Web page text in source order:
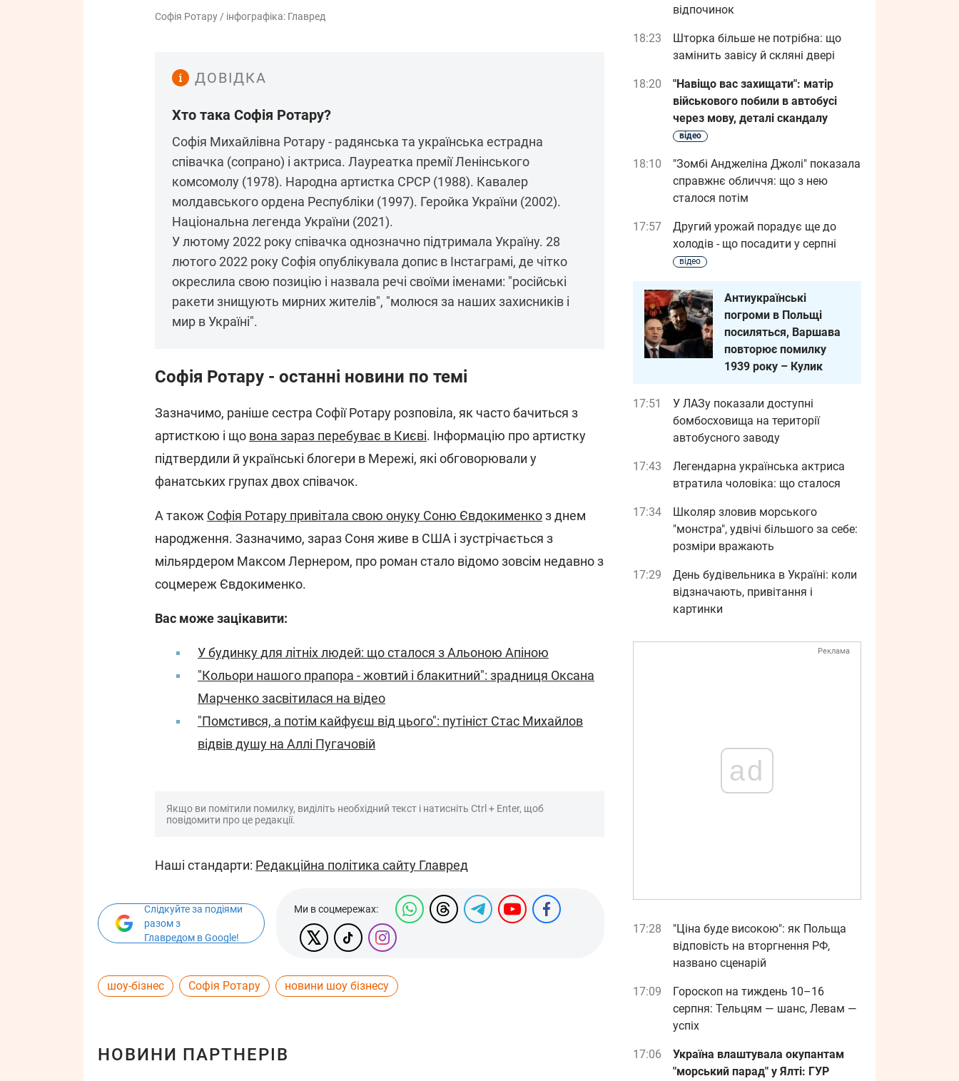
Софія Ротару / інфографіка: Главред
ДОВІДКА
Хто така Софія Ротару?
Софія Михайлівна Ротару - радянська та українська естрадна
співачка (сопрано) і актриса. Лауреатка премії Ленінського
комсомолу (1978). Народна артистка СРСР (1988). Кавалер
молдавського ордена Республіки (1997). Геройка України (2002).
Національна легенда України (2021).
У лютому 2022 року співачка однозначно підтримала Україну. 28
лютого 2022 року Софія опублікувала допис в Інстаграмі, де чітко
окреслила свою позицію і назвала речі своїми іменами: "російські
ракети знищують мирних жителів", "молюся за наших захисників і
мир в Україні".
Софія Ротару - останні новини по темі
Зазначимо, раніше сестра Софії Ротару розповіла, як часто бачиться з
артисткою і що вона зараз перебуває в Києві. Інформацію про артистку
підтвердили й українські блогери в Мережі, які обговорювали у
фанатських групах двох співачок.
А також Софія Ротару привітала свою онуку Соню Євдокименкоз днем
народження. Зазначимо, зараз Соня живе в США і зустрічається з
мільярдером Максом Лернером, про роман стало відомо зовсім недавно з
соцмереж Євдокименко.
Вас може зацікавити:
У будинку для літніх людей: що сталося з Альоною Апіною
"Кольори нашого прапора - жовтий і блакитний": зрадниця Оксана
Марченко засвітилася на відео
"Помстився, а потім кайфуєш від цього": путініст Стас Михайлов
відвів душу на Аллі Пугачовій
Якщо ви помітили помилку, виділіть необхідний текст і натисніть Ctrl + Enter, щоб
повідомити про це редакції.
Наші стандарти: Редакційна політика сайту Главред
Слідкуйте за подіями
разом з
Главредом в Google!
Ми в соцмережах:
шоу-бізнес Софія Ротару новини шоу бізнесу
НОВИНИ ПАРТНЕРІВ
відпочинок
18:23
Шторка більше не потрібна: що
замінить завісу й скляні двері
18:20
"Навіщо вас захищати": матір
військового побили в автобусі
через мову, деталі скандалу
відео
18:10
"Зомбі Анджеліна Джолі" показала
справжнє обличчя: що з нею
сталося потім
17:57
Другий урожай порадує ще до
холодів - що посадити у серпні
відео
Антиукраїнські
погроми в Польщі
посиляться, Варшава
повторює помилку
1939 року – Кулик
17:51
У ЛАЗу показали доступні
бомбосховища на території
автобусного заводу
17:43
Легендарна українська актриса
втратила чоловіка: що сталося
17:34
Школяр зловив морського
"монстра", удвічі більшого за себе:
розміри вражають
17:29
День будівельника в Україні: коли
відзначають, привітання і
картинки
Реклама
ad
17:28
"Ціна буде високою": як Польща
відповість на вторгнення РФ,
названо сценарій
17:09
Гороскоп на тиждень 10–16
серпня: Тельцям — шанс, Левам —
успіх
17:06
Україна влаштувала окупантам
"морський парад" у Ялті: ГУР